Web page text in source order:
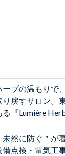
ーブの温もりで
り戻すサロン。
る『Lumière
未然に防ぐ＂が
備点検・電気工